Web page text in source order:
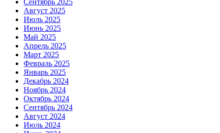
Сентябрь 2025
Август 2025
Июль 2025
Июнь 2025
Май 2025
Апрель 2025
Март 2025
Февраль 2025
Январь 2025
Декабрь 2024
Ноябрь 2024
Октябрь 2024
Сентябрь 2024
Август 2024
Июль 2024